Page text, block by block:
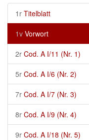
1r Titelblatt
1v Vorwort
2r Cod. A I/11 (Nr. 1)
5r Cod. A I/6 (Nr. 2)
7r Cod. A I/7 (Nr. 3)
8r Cod. A I/9 (Nr. 4)
9r Cod. A I/18 (Nr. 5)